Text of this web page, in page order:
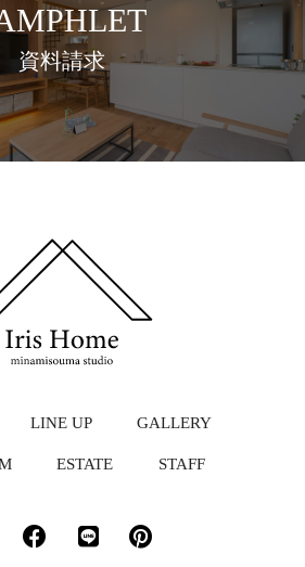
資料請求
LINE UP GALLERY
ESTATE STAFF